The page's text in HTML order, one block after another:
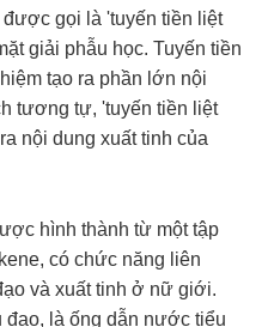
gọi là 'tuyến tiền liệt
giải phẫu học. Tuyến tiền
tạo ra phần lớn nội
tương tự, 'tuyến tiền liệt
nội dung xuất tinh của
hình thành từ một tập
có chức năng liên
và xuất tinh ở nữ giới.
đạo, là ống dẫn nước tiểu